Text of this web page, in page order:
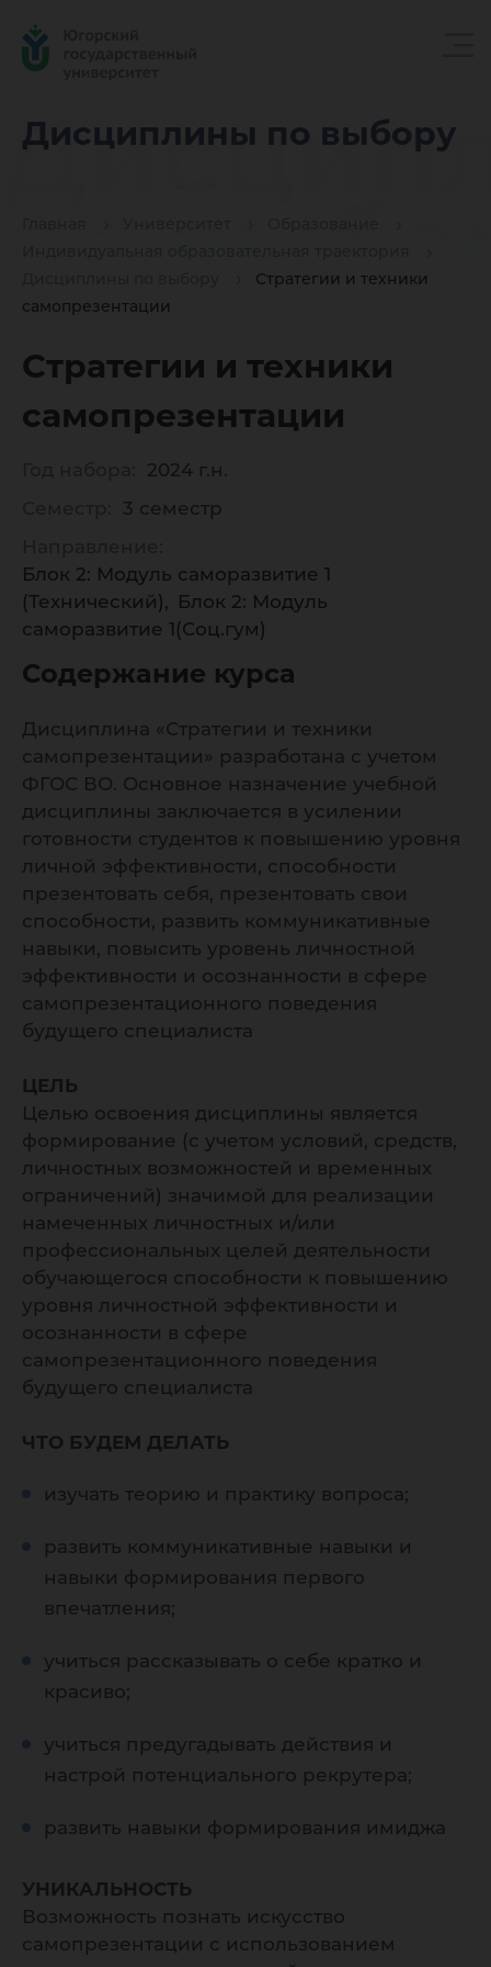
Дисциплины по выбору
Стратегии и техники
самопрезентации
по
Стратегии и техники
самопрезентации
2024 г.н.
3 семестр
Блок 2: Модуль саморазвитие 1
(Технический)
Блок 2: Модуль
саморазвитие 1(Соц.гум)
Содержание курса
Дисциплина «Стратегии и техники
самопрезентации» разработана с учетом
ФГОС ВО. Основное назначение учебной
дисциплины заключается в усилении
готовности студентов к повышению уровня
личной эффективности, способности
презентовать себя, презентовать свои
способности, развить коммуникативные
навыки, повысить уровень личностной
эффективности и осознанности в сфере
самопрезентационного поведения
будущего специалиста
ЦЕЛЬ
Целью освоения дисциплины является
формирование (с учетом условий, средств,
личностных возможностей и временных
ограничений) значимой для реализации
намеченных личностных и/или
профессиональных целей деятельности
обучающегося способности к повышению
уровня личностной эффективности и
осознанности в сфере
самопрезентационного поведения
будущего специалиста
ЧТО БУДЕМ ДЕЛАТЬ
изучать теорию и практику вопроса;
развить коммуникативные навыки и
навыки формирования первого
впечатления;
учиться рассказывать о себе кратко и
красиво;
учиться предугадывать действия и
настрой потенциального рекрутера;
развить навыки формирования имиджа
УНИКАЛЬНОСТЬ
Возможность познать искусство
самопрезентации с использованием